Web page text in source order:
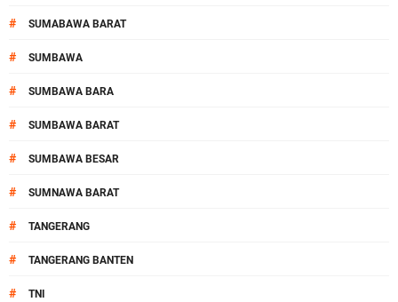
# SUMABAWA BARAT
# SUMBAWA
# SUMBAWA BARA
# SUMBAWA BARAT
# SUMBAWA BESAR
# SUMNAWA BARAT
# TANGERANG
# TANGERANG BANTEN
# TNI